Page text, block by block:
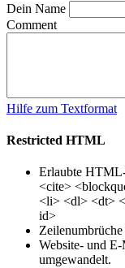
Dein Name
Comment
Hilfe zum Textformat
Restricted HTML
Erlaubte
<cite>
<li> <dl> <dt>
id>
Website- und
umgewandelt.